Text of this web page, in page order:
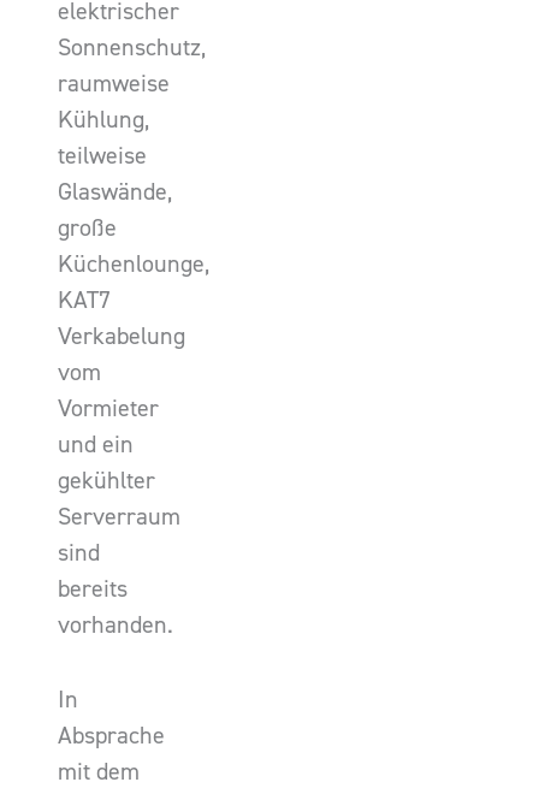
elektrischer
Sonnenschutz,
raumweise
Kühlung,
teilweise
Glaswände,
große
Küchenlounge,
KAT7
Verkabelung
vom
Vormieter
und ein
gekühlter
Serverraum
sind
bereits
vorhanden.
In
Absprache
mit dem